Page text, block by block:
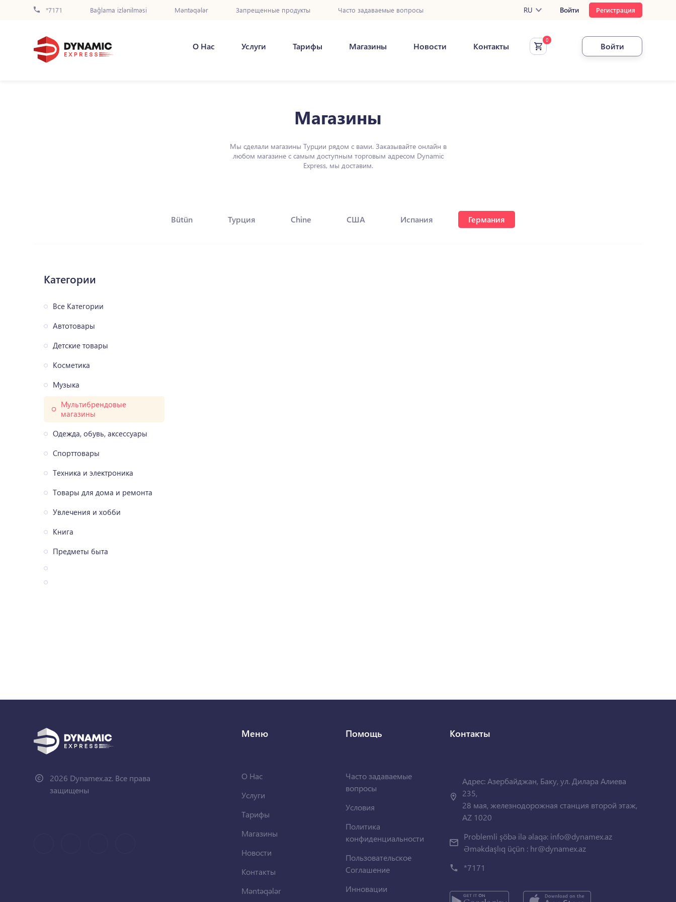
*7171 Bağlama izlənilməsi Məntəqələr Запрещенные продукты Часто задаваемые вопросы RU Войти Регистрация
О Нас Услуги Тарифы Магазины Новости Контакты Войти
Магазины
Мы сделали магазины Турции рядом с вами. Заказывайте онлайн в
любом магазине с самым доступным торговым адресом Dynamic
Express, мы доставим.
Bütün Турция Chine США Испания Германия
Категории
Все Категории
Автотовары
Детские товары
Косметика
Музыка
Мультибрендовые
магазины
Одежда, обувь, аксессуары
Спорттовары
Техника и электроника
Товары для дома и ремонта
Увлечения и хобби
Книга
Предметы быта
2026 Dynamex.az. Все права
защищены
Меню
О Нас
Услуги
Тарифы
Магазины
Новости
Контакты
Məntəqələr
Помощь
Часто задаваемые
вопросы
Условия
Политика
конфиденциальности
Пользовательское
Соглашение
Инновации
Контакты
Адрес: Азербайджан, Баку, ул. Дилара Алиева
235,
28 мая, железнодорожная станция второй этаж,
AZ 1020
Problemli şöbə ilə əlaqə: info@dynamex.az
Əməkdaşlıq üçün : hr@dynamex.az
*7171